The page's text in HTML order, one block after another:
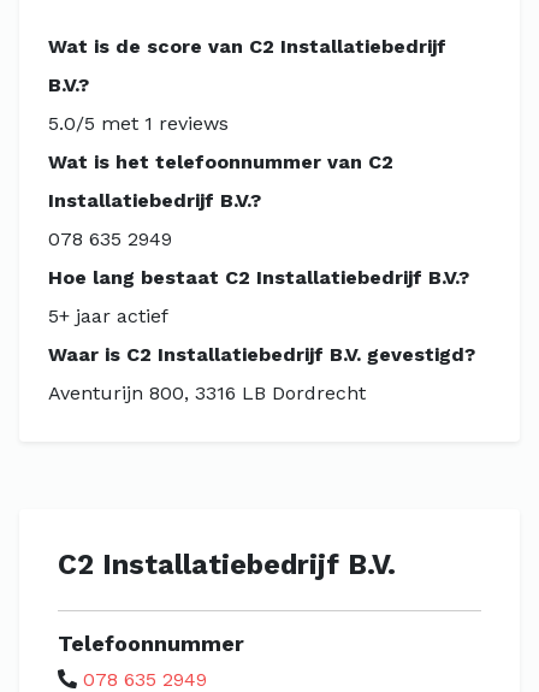
Wat is de score van C2 Installatiebedrijf
B.V.?
5.0/5 met 1 reviews
Wat is het telefoonnummer van C2
Installatiebedrijf B.V.?
078 635 2949
Hoe lang bestaat C2 Installatiebedrijf B.V.?
5+ jaar actief
Waar is C2 Installatiebedrijf B.V. gevestigd?
Aventurijn 800, 3316 LB Dordrecht
C2 Installatiebedrijf B.V.
Telefoonnummer
078 635 2949